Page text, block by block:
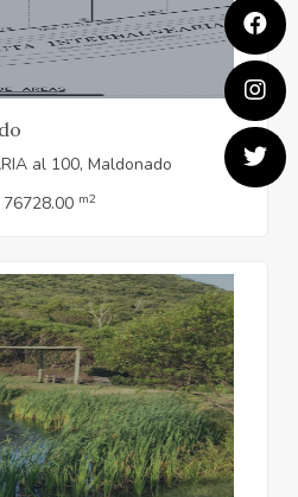
al 100, Maldonado
76728.00 m2